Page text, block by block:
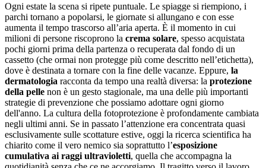
Ogni estate la scena si ripete puntuale. Le spiagge si riempiono, i
parchi tornano a popolarsi, le giornate si allungano e con esse
aumenta il tempo trascorso all’aria aperta. È il momento in cui
milioni di persone riscoprono la crema solare, spesso acquistata
pochi giorni prima della partenza o recuperata dal fondo di un
cassetto (che ormai non protegge più come descritto nell’etichetta),
dove è destinata a tornare con la fine delle vacanze. Eppure, la
dermatologia racconta da tempo una realtà diversa: la protezione
della pelle non è un gesto stagionale, ma una delle più importanti
strategie di prevenzione che possiamo adottare ogni giorno
dell'anno. La cultura della fotoprotezione è profondamente cambiata
negli ultimi anni. Se in passato l’attenzione era concentrata quasi
esclusivamente sulle scottature estive, oggi la ricerca scientifica ha
chiarito come il vero nemico sia soprattutto l’esposizione
cumulativa ai raggi ultravioletti, quella che accompagna la